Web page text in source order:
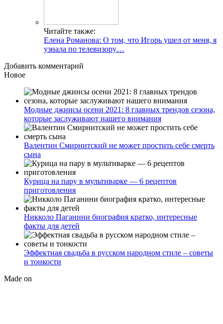
Читайте также:
Елена Романова: О том, что Игорь ушел от меня, я
узнала по телевизору…
Добавить комментарий
Новое
Модные джинсы осени 2021: 8 главных трендов сезона,
которые заслуживают нашего внимания
Валентин Смирнитский не может простить себе смерть
сына
Курица на пару в мультиварке — 6 рецептов
приготовления
Никколо Паганини биография кратко, интересные
факты для детей
Эффектная свадьба в русском народном стиле – советы
и тонкости
Made on